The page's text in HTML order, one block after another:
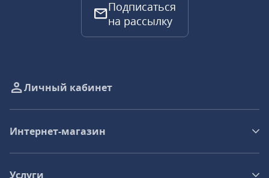
Подписаться
на рассылку
Личный кабинет
Интернет-магазин
Услуги